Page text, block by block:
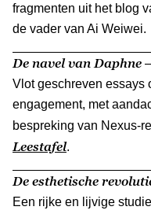
fragmenten uit het blog
de vader van Ai Weiwei.
De navel van Daphne
Vlot geschreven essays
engagement, met
bespreking van Nexus-
Leestafel.
De esthetische
Een rijke en lijvige